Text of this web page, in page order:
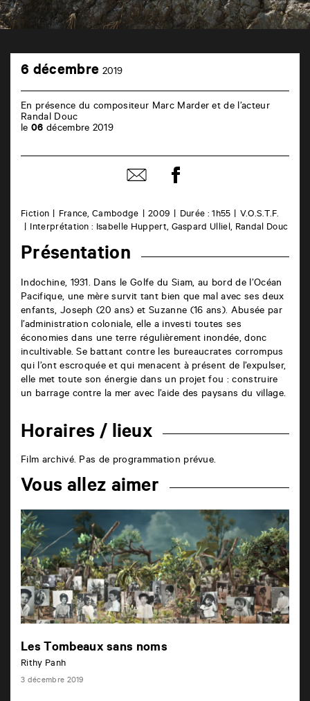
Castille
Marne
Fiction France, Cambodge 2009 Durée : 1h55
V.O.S.T.F.
Interprétation : Isabelle Huppert, Gaspard Ulliel, Randal Douc
Présentation
Indochine, 1931. Dans le Golfe du Siam, au bord de l’Océan
Pacifique, une mère survit tant bien que mal avec ses deux
enfants, Joseph (20 ans) et Suzanne (16 ans). Abusée par
l’administration coloniale, elle a investi toutes ses
économies dans une terre régulièrement inondée, donc
incultivable. Se battant contre les bureaucrates corrompus
qui l’ont escroquée et qui menacent à présent de l’expulser,
elle met toute son énergie dans un projet fou : construire
un barrage contre la mer avec l’aide des paysans du village.
Horaires / lieux
Film archivé. Pas de programmation prévue.
Vous allez aimer
Les Tombeaux sans noms
Rithy Panh
3 décembre 2019
6 décembre 20196
En présence du compositeur Marc Marder et de l’acteur
Randal Douc
le 06 décembre 2019
Partager
par
Partager
sur